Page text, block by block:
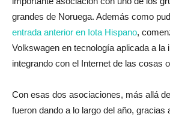
grandes de Noruega. Además como
entrada anterior en Iota Hispano,
Volkswagen en tecnología aplicada a la
integrando con el Internet de las cosas
Con esas dos asociaciones, más allá
fueron dando a lo largo del año, gracias